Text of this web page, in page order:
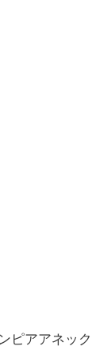
ピアアネック